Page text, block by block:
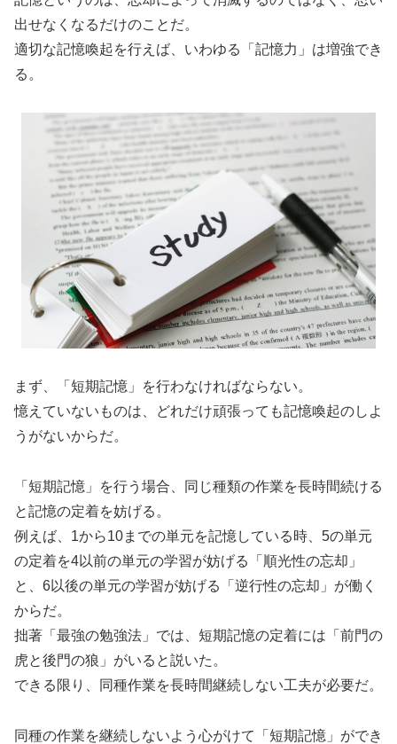
出せなくなるだけのことだ。
適切な記憶喚起を行えば、いわゆる「記憶力」は増強でき
る。
まず、「短期記憶」を行わなければならない。
憶えていないものは、どれだけ頑張っても記憶喚起のしよ
うがないからだ。
「短期記憶」を行う場合、同じ種類の作業を長時間続ける
と記憶の定着を妨げる。
例えば、1から10までの単元を記憶している時、5の単元
の定着を4以前の単元の学習が妨げる「順光性の忘却」
と、6以後の単元の学習が妨げる「逆行性の忘却」が働く
からだ。
拙著「最強の勉強法」では、短期記憶の定着には「前門の
虎と後門の狼」がいると説いた。
できる限り、同種作業を長時間継続しない工夫が必要だ。
同種の作業を継続しないよう心がけて「短期記憶」ができ